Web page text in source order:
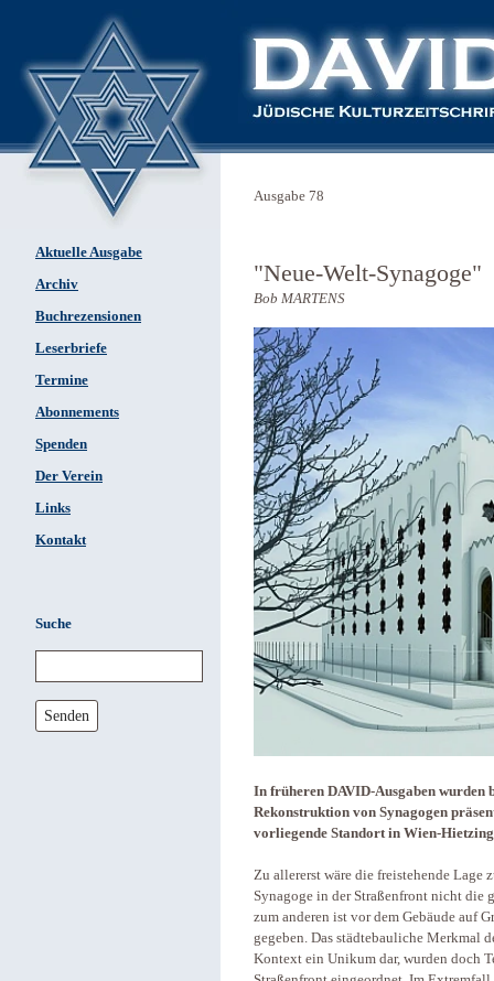
Aktuelle Ausgabe
Archiv
Buchrezensionen
Leserbriefe
Termine
Abonnements
Spenden
Der Verein
Links
Kontakt
Suche
Senden
Ausgabe 78
"Neue-Welt-Synagoge"
Bob MARTENS
In früheren DAVID-Ausgaben wurden
Rekonstruktion von Synagogen
vorliegende Standort in Wien-
Zu allererst wäre die freistehende
Synagoge in der Straßenfront nicht die
zum anderen ist vor dem Gebäude auf
gegeben. Das städtebauliche Merkmal
Kontext ein Unikum dar, wurden doch